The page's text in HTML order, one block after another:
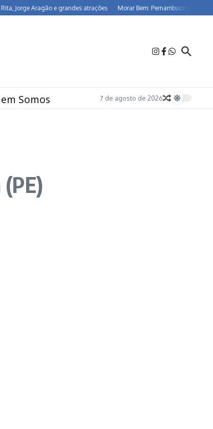
Aragão e grandes atrações Morar Bem: Pernambuco já beneficia
Somos 7 de agosto de 2026